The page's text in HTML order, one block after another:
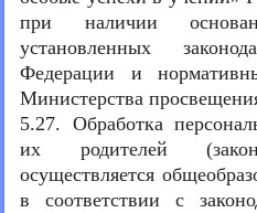
при наличии
установленных
Федерации и
Министерства
5.27. Обработка
их родителей
осуществляется
в соответствии с